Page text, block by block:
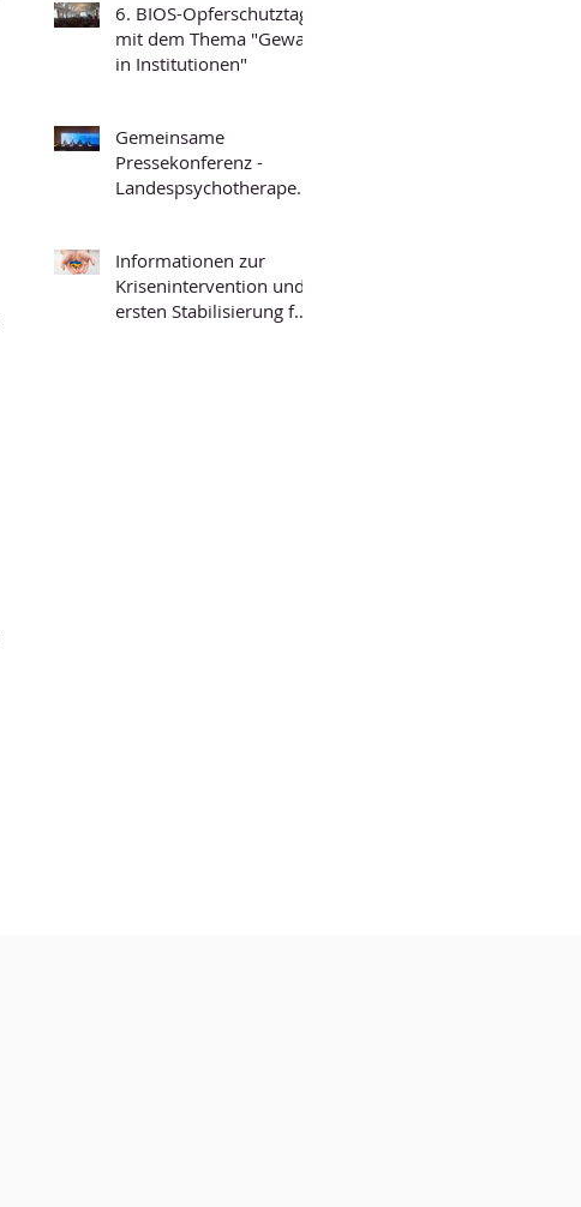
Strafvollzugs
6. BIOS-Opferschutztag
mit dem Thema "Gewalt
in Institutionen"
Gemeinsame
Pressekonferenz -
Landespsychotherapeut
Informationen zur
Krisenintervention und
ersten Stabilisierung für